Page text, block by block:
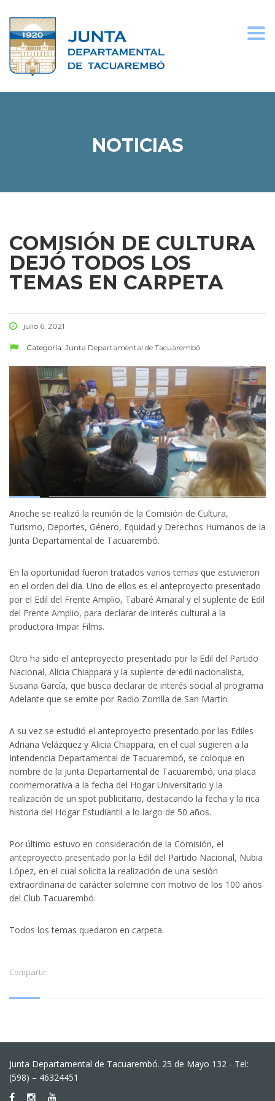
NOTICIAS
COMISIÓN DE CULTURA
DEJÓ TODOS LOS
TEMAS EN CARPETA
julio 6, 2021
Categoría: Junta Departamental de Tacuarembó
Anoche se realizó la reunión de la Comisión de Cultura,
Turismo, Deportes, Género, Equidad y Derechos Humanos de la
Junta Departamental de Tacuarembó.
En la oportunidad fueron tratados varios temas que estuvieron
en el orden del día. Uno de ellos es el anteproyecto presentado
por el Edil del Frente Amplio, Tabaré Amaral y el suplente de Edil
del Frente Amplio, para declarar de interés cultural a la
productora Impar Films.
Otro ha sido el anteproyecto presentado por la Edil del Partido
Nacional, Alicia Chiappara y la suplente de edil nacionalista,
Susana García, que busca declarar de interés social al programa
Adelante que se emite por Radio Zorrilla de San Martín.
A su vez se estudió el anteproyecto presentado por las Ediles
Adriana Velázquez y Alicia Chiappara, en el cual sugieren a la
Intendencia Departamental de Tacuarembó, se coloque en
nombre de la Junta Departamental de Tacuarembó, una placa
conmemorativa a la fecha del Hogar Universitario y la
realización de un spot publicitario, destacando la fecha y la rica
historia del Hogar Estudiantil a lo largo de 50 años.
Por último estuvo en consideración de la Comisión, el
anteproyecto presentado por la Edil del Partido Nacional, Nubia
López, en el cual solicita la realización de una sesión
extraordinaria de carácter solemne con motivo de los 100 años
del Club Tacuarembó.
Todos los temas quedaron en carpeta.
Compartir:
Junta Departamental de Tacuarembó. 25 de Mayo 132 - Tel:
(598) – 46324451